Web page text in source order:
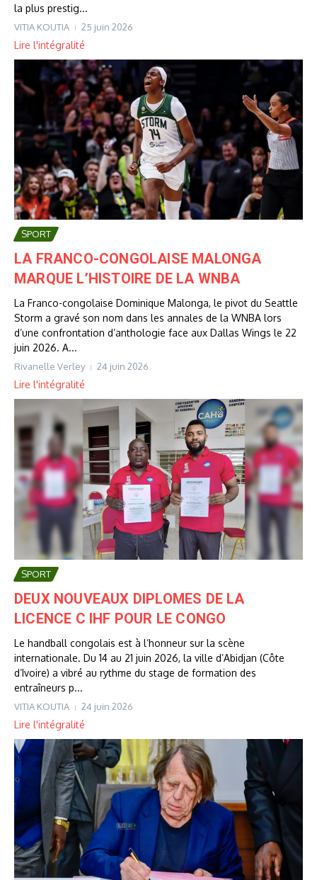
la plus prestig...
VITIA KOUTIA 25 juin 2026
Lire l'intégralité
SPORT
LA FRANCO-CONGOLAISE MALONGA
MARQUE L’HISTOIRE DE LA WNBA
La Franco-congolaise Dominique Malonga, le pivot du Seattle
Storm a gravé son nom dans les annales de la WNBA lors
d’une confrontation d’anthologie face aux Dallas Wings le 22
juin 2026. A...
Rivanelle Verley 24 juin 2026
Lire l'intégralité
SPORT
DEUX NOUVEAUX DIPLOMES DE LA
LICENCE C IHF POUR LE CONGO
Le handball congolais est à l’honneur sur la scène
internationale. Du 14 au 21 juin 2026, la ville d’Abidjan (Côte
d’Ivoire) a vibré au rythme du stage de formation des
entraîneurs p...
VITIA KOUTIA 24 juin 2026
Lire l'intégralité